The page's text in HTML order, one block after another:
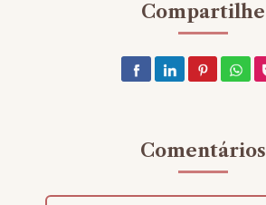
Compartilhe
Comentários